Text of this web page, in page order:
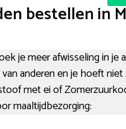
bestellen in
je meer afwisseling in
anderen en je hoeft
met ei of
maaltijdbezorging: